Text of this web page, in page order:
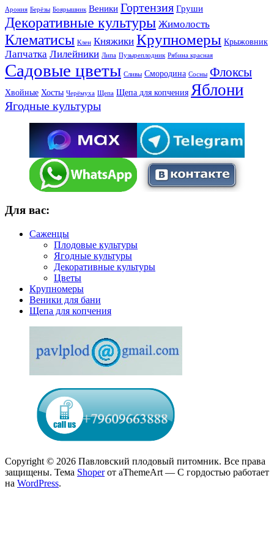
Арония Берёзы Боярышник Веники Гортензия Груши
Декоративные культуры Жимолость
Клематисы Клен Княжики Крупномеры Крыжовник
Лапчатка Лилейники Липа Пузыреплодник Рябина красная
Садовые цветы Сливы Смородина Сосны Флоксы
Хвойные Хосты Черёмуха Щепа Щепа для копчения Яблони
Ягодные культуры
Для вас:
Саженцы
Плодовые культуры
Ягодные культуры
Декоративные культуры
Цветы
Крупномеры
Веники для бани
Щепа для копчения
Copyright © 2026 Павловский плодовый питомник. Все права
защищены. Тема Shoperот aThemeArt — С гордостью работает
на WordPress.